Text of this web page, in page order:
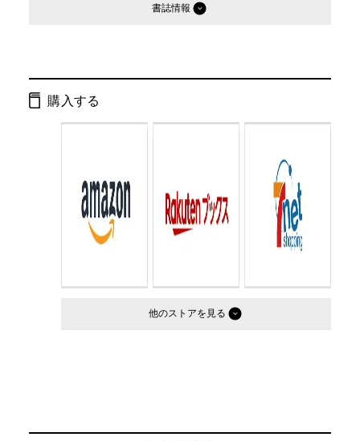
書誌情報
Cコード： 0093
購入する
他のストア